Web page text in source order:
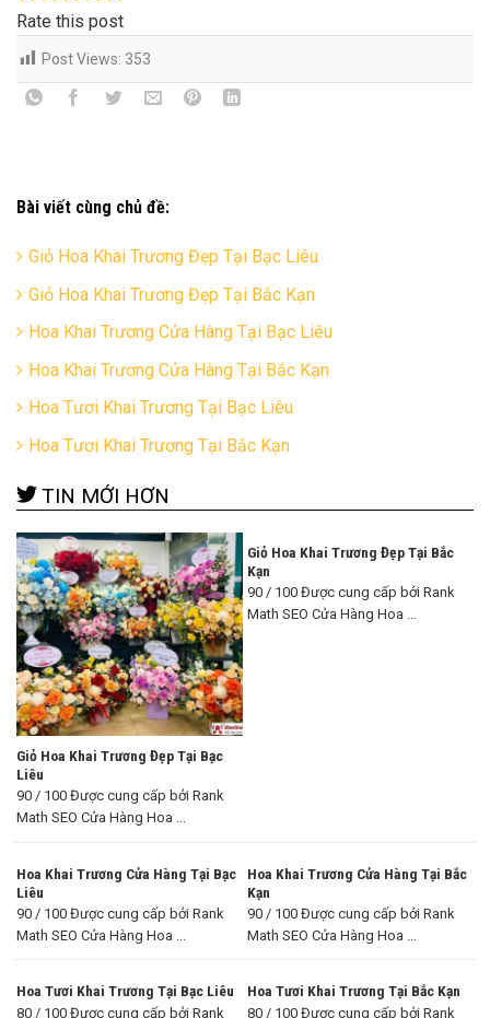
Rate this post
Post Views: 353
Bài viết cùng chủ đề:
Giỏ Hoa Khai Trương Đẹp Tại Bạc Liêu
Giỏ Hoa Khai Trương Đẹp Tại Bắc Kạn
Hoa Khai Trương Cửa Hàng Tại Bạc Liêu
Hoa Khai Trương Cửa Hàng Tại Bắc Kạn
Hoa Tươi Khai Trương Tại Bạc Liêu
Hoa Tươi Khai Trương Tại Bắc Kạn
TIN MỚI HƠN
Giỏ Hoa Khai Trương Đẹp Tại Bạc
Liêu
90 / 100 Được cung cấp bởi Rank
Math SEO Cửa Hàng Hoa ...
Giỏ Hoa Khai Trương Đẹp Tại Bắc
Kạn
90 / 100 Được cung cấp bởi Rank
Math SEO Cửa Hàng Hoa ...
Hoa Khai Trương Cửa Hàng Tại Bạc
Liêu
90 / 100 Được cung cấp bởi Rank
Math SEO Cửa Hàng Hoa ...
Hoa Khai Trương Cửa Hàng Tại Bắc
Kạn
90 / 100 Được cung cấp bởi Rank
Math SEO Cửa Hàng Hoa ...
Hoa Tươi Khai Trương Tại Bạc Liêu
80 / 100 Được cung cấp bởi Rank
Hoa Tươi Khai Trương Tại Bắc Kạn
80 / 100 Được cung cấp bởi Rank